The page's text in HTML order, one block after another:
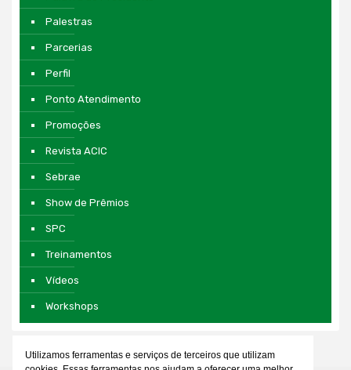
Palestras
Parcerias
Perfil
Ponto Atendimento
Promoções
Revista ACIC
Sebrae
Show de Prêmios
SPC
Treinamentos
Vídeos
Workshops
Utilizamos ferramentas e serviços de terceiros que utilizam